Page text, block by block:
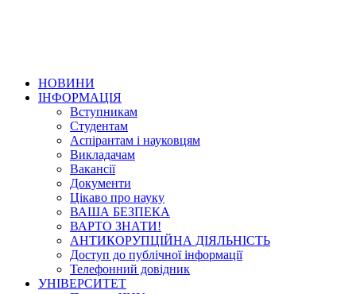
НОВИНИ
ІНФОРМАЦІЯ
Вступникам
Студентам
Аспірантам і науковцям
Викладачам
Вакансії
Документи
Цікаво про науку
ВАША БЕЗПЕКА
ВАРТО ЗНАТИ!
АНТИКОРУПЦІЙНА ДІЯЛЬНІСТЬ
Доступ до публічної інформації
Телефонний довідник
УНІВЕРСИТЕТ